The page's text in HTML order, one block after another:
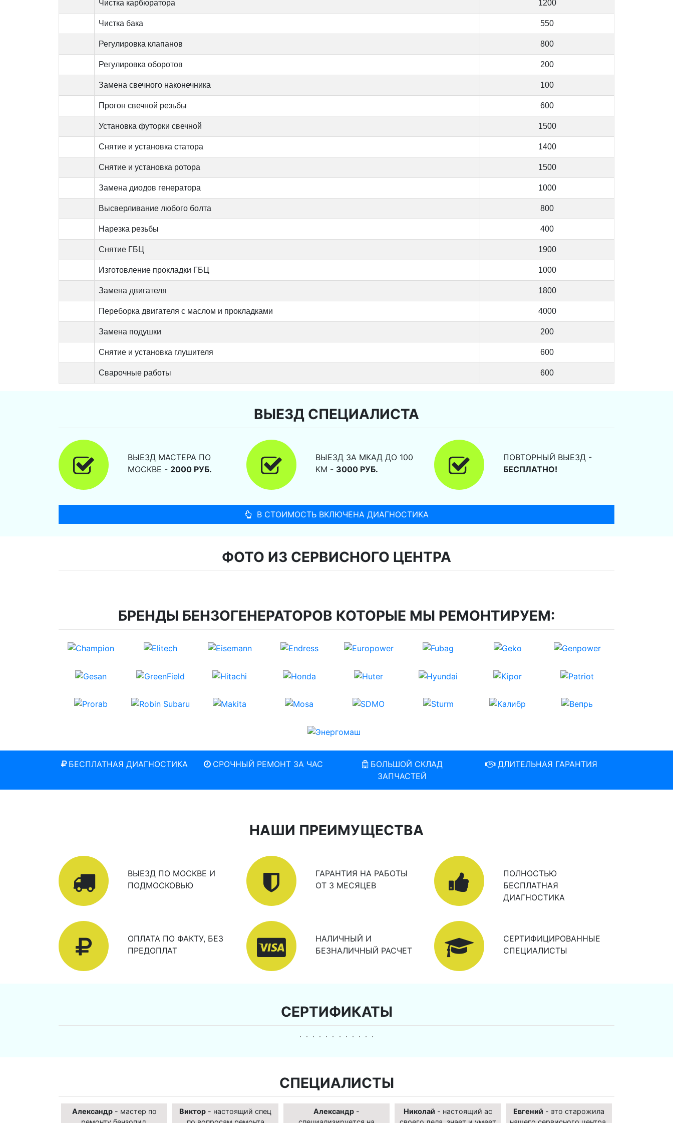
Чистка карбюратора 1200
Чистка бака 550
Регулировка клапанов 800
Регулировка оборотов 200
Замена свечного наконечника 100
Прогон свечной резьбы 600
Установка футорки свечной 1500
Снятие и установка статора 1400
Снятие и установка ротора 1500
Замена диодов генератора 1000
Высверливание любого болта 800
Нарезка резьбы 400
Снятие ГБЦ 1900
Изготовление прокладки ГБЦ 1000
Замена двигателя 1800
Переборка двигателя с маслом и прокладками 4000
Замена подушки 200
Снятие и установка глушителя 600
Сварочные работы 600
ВЫЕЗД СПЕЦИАЛИСТА
ВЫЕЗД МАСТЕРА ПО
МОСКВЕ - 2000 РУБ.
ВЫЕЗД ЗА МКАД ДО 100
КМ - 3000 РУБ.
ПОВТОРНЫЙ ВЫЕЗД -
БЕСПЛАТНО!
В СТОИМОСТЬ ВКЛЮЧЕНА ДИАГНОСТИКА
ФОТО ИЗ СЕРВИСНОГО ЦЕНТРА
БРЕНДЫ БЕНЗОГЕНЕРАТОРОВ КОТОРЫЕ МЫ РЕМОНТИРУЕМ:
БЕСПЛАТНАЯ ДИАГНОСТИКА СРОЧНЫЙ РЕМОНТ ЗА ЧАС
БОЛЬШОЙ СКЛАД
ЗАПЧАСТЕЙ
ДЛИТЕЛЬНАЯ ГАРАНТИЯ
НАШИ ПРЕИМУЩЕСТВА
ВЫЕЗД ПО МОСКВЕ И
ПОДМОСКОВЬЮ
ГАРАНТИЯ НА РАБОТЫ
ОТ 3 МЕСЯЦЕВ
ПОЛНОСТЬЮ
БЕСПЛАТНАЯ
ДИАГНОСТИКА
ОПЛАТА ПО ФАКТУ, БЕЗ
ПРЕДОПЛАТ
НАЛИЧНЫЙ И
БЕЗНАЛИЧНЫЙ РАСЧЕТ
СЕРТИФИЦИРОВАННЫЕ
СПЕЦИАЛИСТЫ
СЕРТИФИКАТЫ
СПЕЦИАЛИСТЫ
Александр- мастер по
Виктор - настоящий спец
Александр -
Николай - настоящий ас
Евгений - это старожила